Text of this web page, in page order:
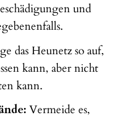
und
das Heunetz so auf,
kann, aber nicht
kann.
Vermeide es,